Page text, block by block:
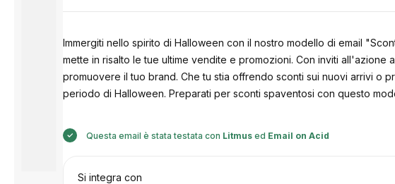
Immergiti nello spirito di Halloween con il nostro modello di email
mette in risalto le tue ultime vendite e promozioni. Con inviti
promuovere il tuo brand. Che tu stia offrendo sconti sui nuovi arrivi o
periodo di Halloween. Preparati per sconti spaventosi con questo
Questa email è stata testata con Litmus ed Email on Acid
Si integra con